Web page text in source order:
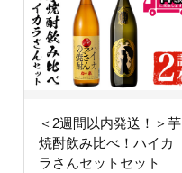
＜2週間以内発送！＞芋
焼酎飲み比べ！ハイカ
ラさんセットセット